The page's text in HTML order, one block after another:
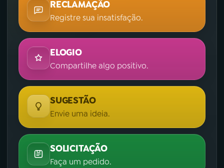
RECLAMAÇÃO
Registre sua insatisfação.
ELOGIO
Compartilhe algo positivo.
SUGESTÃO
Envie uma ideia.
SOLICITAÇÃO
Faça um pedido.